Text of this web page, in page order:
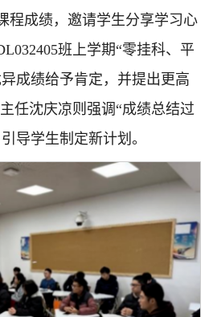
程成绩，邀请学生分享学习心
班上学期“零挂科、平
成绩给予肯定，并提出更高
任沈庆凉则强调“成绩总结过
导学生制定新计划。